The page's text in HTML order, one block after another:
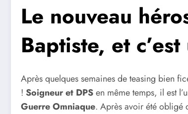
Le nouveau
Baptiste, et
Après quelques semaines de teasing bien
! Soigneur et DPSen même temps, il est
Guerre Omniaque. Après avoir été obligé